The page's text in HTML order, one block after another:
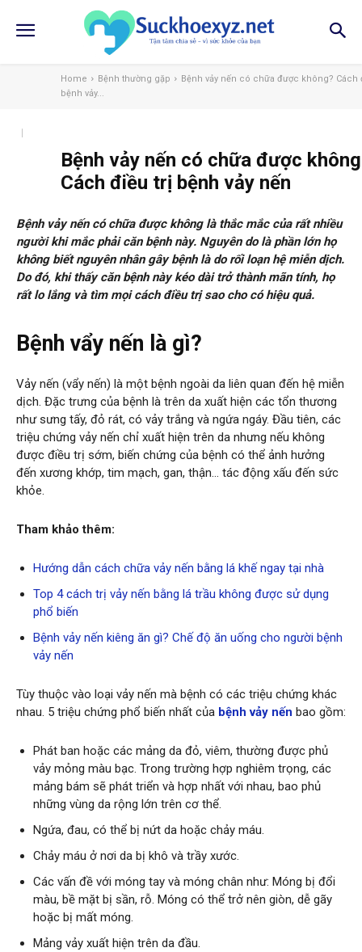
Home Bệnh thường gặp
Bệnh vảy nến có chữa được không? Cách
bệnh vảy...
Bệnh vảy nến có chữa được
Cách điều trị bệnh vảy nến
Bệnh vảy nến có chữa được không là thắc mắc của rất nhiều
người khi mắc phải căn bệnh này. Nguyên do là phần lớn họ
không biết nguyên nhân gây bệnh là do rối loạn hệ miễn dịch.
Do đó, khi thấy căn bệnh này kéo dài trở thành mãn tính, họ
rất lo lắng và tìm mọi cách điều trị sao cho có hiệu quả.
Bệnh vẩy nến là gì?
Vảy nến (vẩy nến) là một bệnh ngoài da liên quan đến hệ miễn
dịch. Đặc trưng của bệnh là trên da xuất hiện các tổn thương
như sưng tấy, đỏ rát, có vảy trắng và ngứa ngáy. Đầu tiên, các
triệu chứng vảy nến chỉ xuất hiện trên da nhưng nếu không
được điều trị sớm, biến chứng của bệnh có thể ảnh hưởng
đến xương khớp, tim mạch, gan, thận… tác động xấu đến sức
khỏe.
Tham khảo thêm:
Hướng dẫn cách chữa vảy nến bằng lá khế ngay tại nhà
Top 4 cách trị vảy nến bằng lá trầu không được sử dụng
phổ biến
Bệnh vảy nến kiêng ăn gì? Chế độ ăn uống cho người bệnh
vảy nến
Tùy thuộc vào loại vảy nến mà bệnh có các triệu chứng khác
nhau. 5 triệu chứng phổ biến nhất của bệnh vảy nến bao gồm:
Phát ban hoặc các mảng da đỏ, viêm, thường được phủ
vảy mỏng màu bạc. Trong trường hợp nghiêm trọng, các
mảng bám sẽ phát triển và hợp nhất với nhau, bao phủ
những vùng da rộng lớn trên cơ thể.
Ngứa, đau, có thể bị nứt da hoặc chảy máu.
Chảy máu ở nơi da bị khô và trầy xước.
Các vấn đề với móng tay và móng chân như: Móng bị đổi
màu, bề mặt bị sần, rỗ. Móng có thể trở nên giòn, dễ gãy
hoặc bị mất móng.
Mảng vảy xuất hiện trên da đầu.